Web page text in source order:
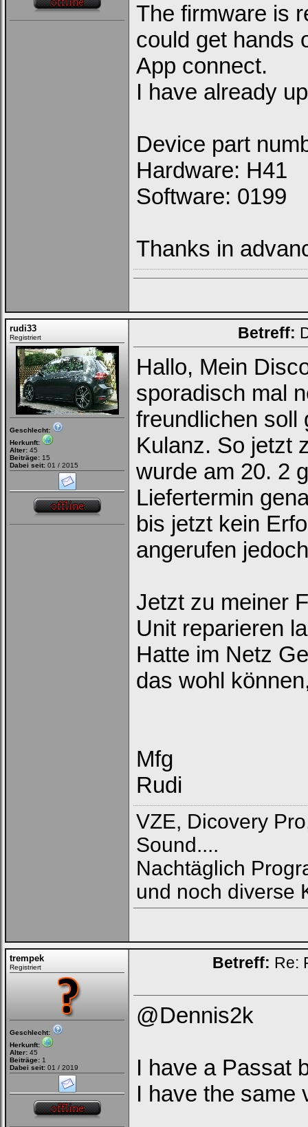
The firmware is
could get hands
App connect.
I have already
Device part
Hardware: H41
Software: 0199
Thanks in
rudi33
Registriert
Geschlecht:
Herkunft:
Alter: 45
Beiträge: 15
Dabei seit: 01 / 2015
Betreff:
Hallo, Mein
sporadisch mal
freundlichen soll
Kulanz. So jetzt
wurde am 20. 2
Liefertermin
bis jetzt kein
angerufen
Jetzt zu meiner
Unit reparieren
Hatte im Netz
das wohl
Mfg
Rudi
VZE, Dicovery
Sound....
Nachtäglich
und noch diverse
trempek
Registriert
Geschlecht:
Herkunft:
Alter: 45
Beiträge: 1
Dabei seit: 01 / 2019
Betreff: Re:
@Dennis2k
I have a Passat
I have the same